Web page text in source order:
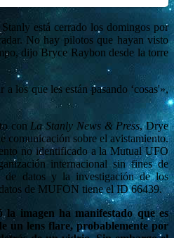
está cerrado los domingos por
No hay pilotos que hayan visto
dijo Bryce Raybon desde la torre
a los que les están pasando ‘cosas'»,
con La Stanly News & Press, Drye
comunicación sobre el avistamiento.
no identificado a la Mutual UFO
internacional sin fines de
de datos y la investigación de los
de MUFON tiene el ID 66439.
la imagen ha manifestado que es
un lens flare, probablemente por